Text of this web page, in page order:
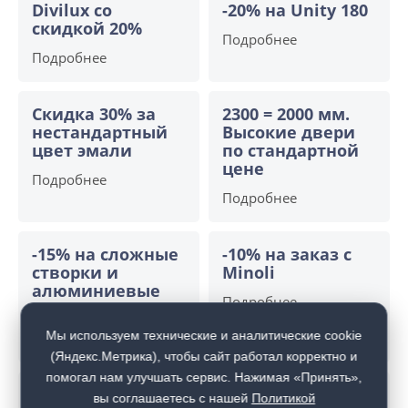
Divilux со
скидкой 20%
Подробнее
-20% на Unity 180
Подробнее
Скидка 30% за
нестандартный
цвет эмали
Подробнее
2300 = 2000 мм.
Высокие двери
по стандартной
цене
Подробнее
-15% на сложные
створки и
алюминиевые
двери
Подробнее
-10% на заказ с
Minoli
Подробнее
Открой двери
Скрытый бонус -
Мы используем технические и аналитические cookie
(Яндекс.Метрика), чтобы сайт работал корректно и
помогал нам улучшать сервис. Нажимая «Принять»,
вы соглашаетесь с нашей Политикой